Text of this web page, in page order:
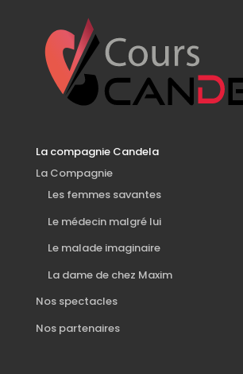
La compagnie Candela
La Compagnie
Les femmes savantes
Le médecin malgré lui
Le malade imaginaire
La dame de chez Maxim
Nos spectacles
Nos partenaires